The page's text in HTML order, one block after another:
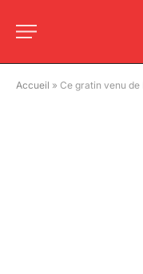
Accueil » Ce gratin venu de